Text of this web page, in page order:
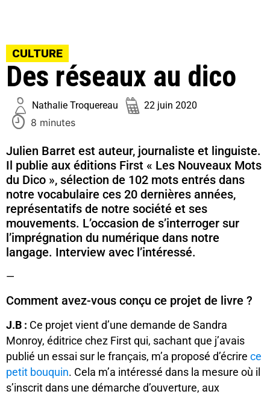
CULTURE
Des réseaux au dico
Nathalie Troquereau 22 juin 2020
8 minutes
Julien Barret est auteur, journaliste et linguiste.
Il publie aux éditions First « Les Nouveaux Mots
du Dico », sélection de 102 mots entrés dans
notre vocabulaire ces 20 dernières années,
représentatifs de notre société et ses
mouvements. L’occasion de s’interroger sur
l’imprégnation du numérique dans notre
langage. Interview avec l’intéressé.
—
Comment avez-vous conçu ce projet de livre ?
J.B : Ce projet vient d’une demande de Sandra
Monroy, éditrice chez First qui, sachant que j’avais
publié un essai sur le français, m’a proposé d’écrire ce
petit bouquin. Cela m’a intéressé dans la mesure où il
s’inscrit dans une démarche d’ouverture, aux